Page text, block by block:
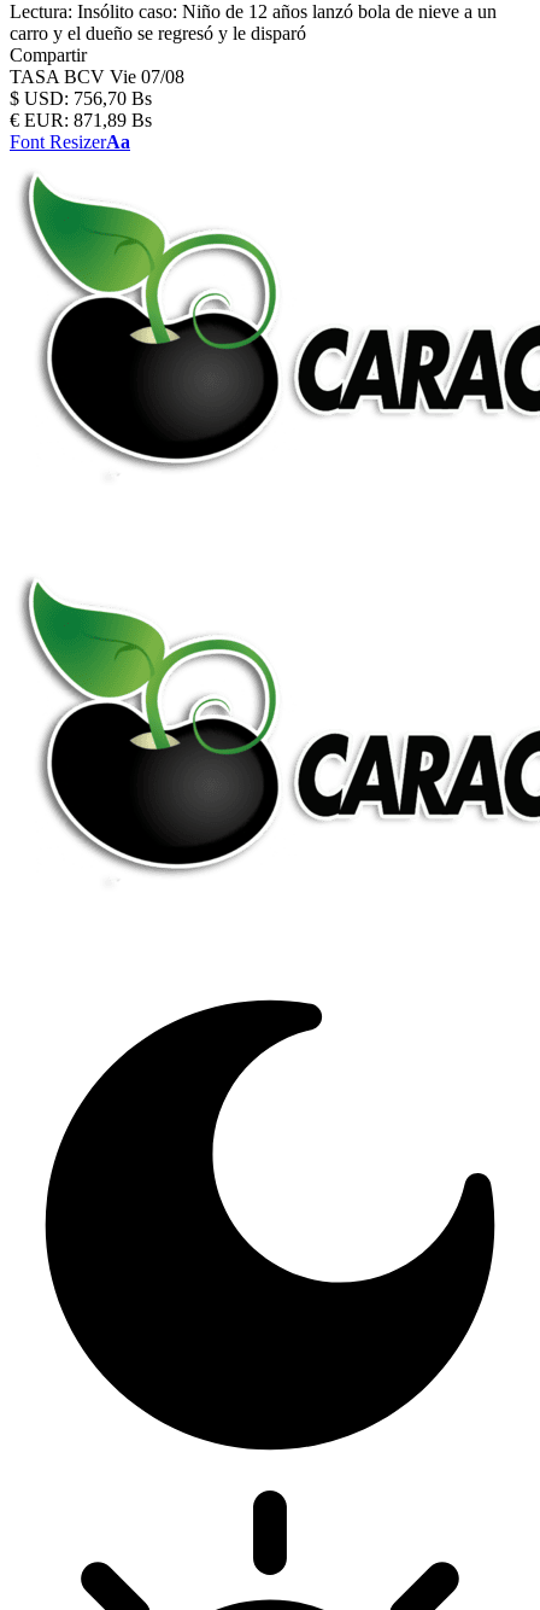
Lectura: Insólito caso: Niño de 12 años lanzó bola de nieve a un
carro y el dueño se regresó y le disparó
Compartir
TASA BCV Vie 07/08
$ USD: 756,70 Bs
€ EUR: 871,89 Bs
Font ResizerAa